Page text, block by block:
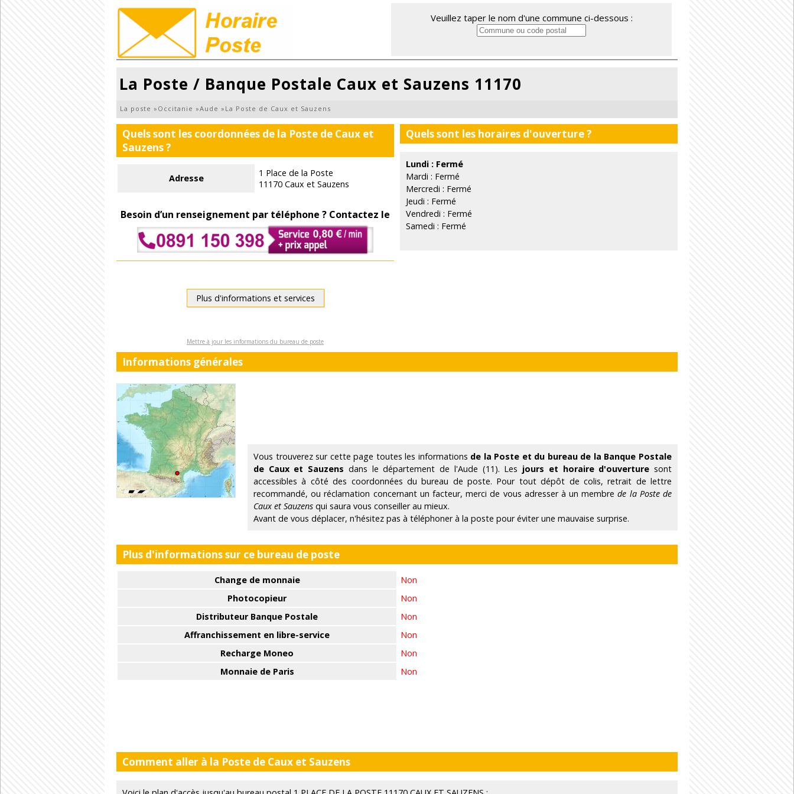
Veuillez taper le nom d'une commune ci-dessous :
La Poste / Banque Postale Caux et Sauzens 11170
La poste » Occitanie »Aude » La Poste de Caux et Sauzens
Quels sont les coordonnées de la Poste de Caux et
Sauzens ?
Adresse
1 Place de la Poste
11170 Caux et Sauzens
Besoin d’un renseignement par téléphone ? Contactez le
Plus d'informations et services
Mettre à jour les informations du bureau de poste
Quels sont les horaires d'ouverture ?
Lundi : Fermé
Mardi : Fermé
Mercredi : Fermé
Jeudi : Fermé
Vendredi : Fermé
Samedi : Fermé
Informations générales
Vous trouverez sur cette page toutes les informations de la Poste et du bureau de la Banque Postale
de Caux et Sauzens dans le département de l'Aude (11). Les jours et horaire d'ouverture sont
accessibles à côté des coordonnées du bureau de poste. Pour tout dépôt de colis, retrait de lettre
recommandé, ou réclamation concernant un facteur, merci de vous adresser à un membrede la Poste de
Caux et Sauzens qui saura vous conseiller au mieux.
Avant de vous déplacer, n'hésitez pas à téléphoner à la poste pour éviter une mauvaise surprise.
Plus d'informations sur ce bureau de poste
Change de monnaie
Non
Photocopieur
Non
Distributeur Banque Postale
Non
Affranchissement en libre-service
Non
Recharge Moneo
Non
Monnaie de Paris
Non
Comment aller à la Poste de Caux et Sauzens